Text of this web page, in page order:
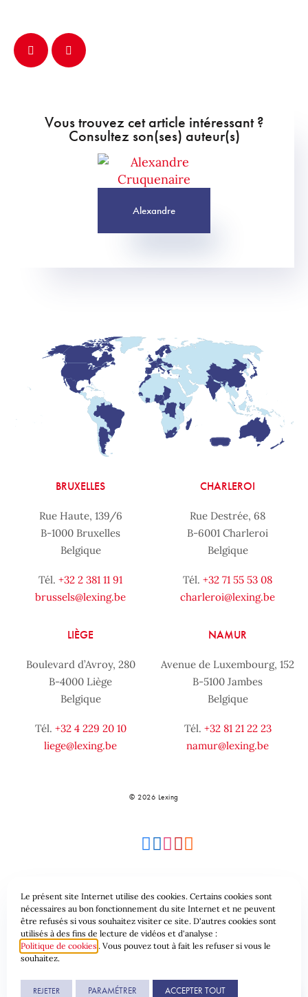
Vous trouvez cet article intéressant ?
Consultez son(ses) auteur(s)
Alexandre
BRUXELLES
Rue Haute, 139/6
B-1000 Bruxelles
Belgique
Tél. +32 2 381 11 91
brussels@lexing.be
CHARLEROI
Rue Destrée, 68
B-6001 Charleroi
Belgique
Tél. +32 71 55 53 08
charleroi@lexing.be
LIÈGE
Boulevard d’Avroy, 280
B-4000 Liège
Belgique
Tél. +32 4 229 20 10
liege@lexing.be
NAMUR
Avenue de Luxembourg, 152
B-5100 Jambes
Belgique
Tél. +32 81 21 22 23
namur@lexing.be
© 2026 Lexing
Plan du site Conditions générales
Protection des données & Cookies
Une réalisation de
Le présent site Internet utilise des cookies. Certains cookies sont
nécessaires au bon fonctionnement du site Internet et ne peuvent
être refusés si vous souhaitez visiter ce site. D'autres cookies sont
utilisés à des fins de lecture de vidéos et d'analyse :
Politique de cookies . Vous pouvez tout à fait les refuser si vous le
souhaitez.
REJETER PARAMÉTRER ACCEPTER TOUT